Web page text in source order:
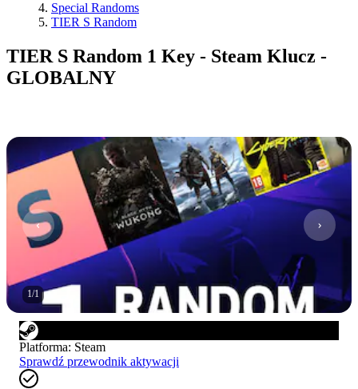
Special Randoms
TIER S Random
TIER S Random 1 Key - Steam Klucz -
GLOBALNY
1/1
Platforma: Steam
Sprawdź przewodnik aktywacji